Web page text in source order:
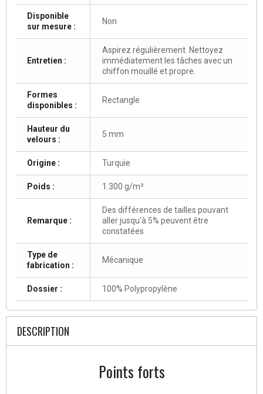
Disponible
sur mesure :
Non
Entretien :
Aspirez régulièrement. Nettoyez
immédiatement les tâches avec un
chiffon mouillé et propre.
Formes
disponibles :
Rectangle
Hauteur du
velours :
5 mm
Origine : Turquie
Poids : 1.300 g/m²
Remarque :
Des différences de tailles pouvant
aller jusqu'à 5% peuvent être
constatées
Type de
fabrication :
Mécanique
Dossier : 100% Polypropylène
DESCRIPTION
Points forts